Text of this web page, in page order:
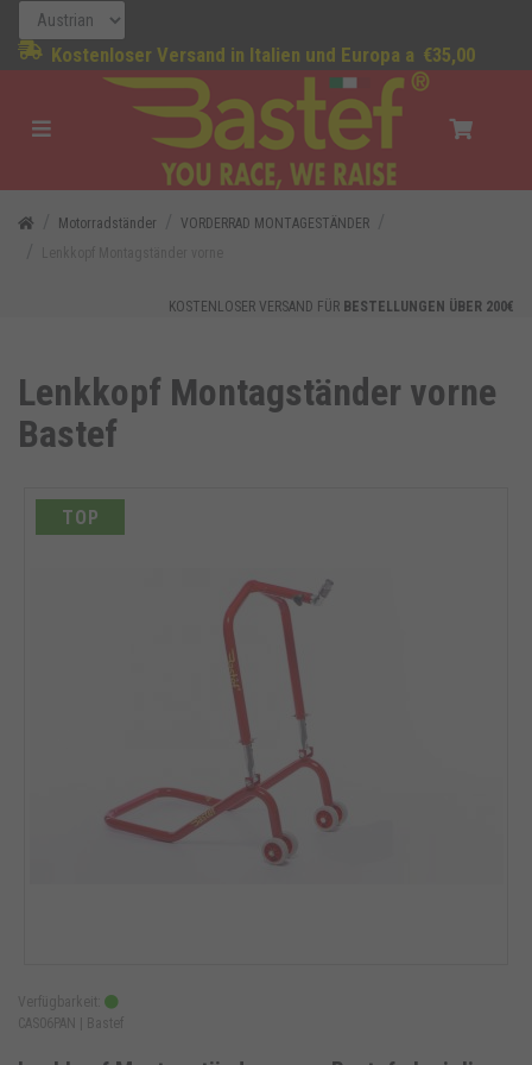
Kostenloser Versand in Italien und Europa a €35,00
Motorradständer
VORDERRAD MONTAGESTÄNDER
KOSTENLOSER VERSAND FÜR BESTELLUNGEN ÜBER 200€
Lenkkopf Montagständer vorne
Bastef
TOP
Verfügbarkeit:
CAS06PAN |
Bastef